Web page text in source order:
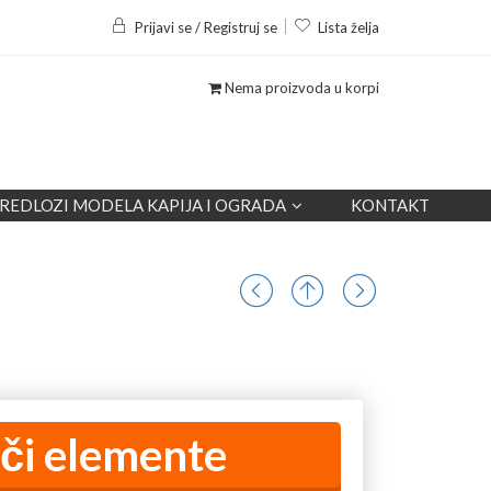
Prijavi se / Registruj se Lista želja
Nema proizvoda u korpi
MODELA KAPIJA I OGRADA KONTAKT
elemente